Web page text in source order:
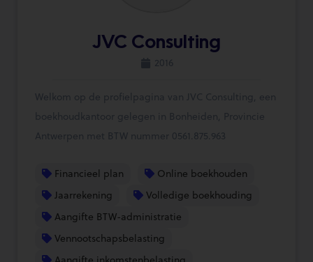
JVC Consulting
2016
Welkom op de profielpagina van JVC Consulting, een
boekhoudkantoor gelegen in Bonheiden, Provincie
Antwerpen met BTW nummer 0561.875.963
Financieel plan
Online boekhouden
Jaarrekening
Volledige boekhouding
Aangifte BTW-administratie
Vennootschapsbelasting